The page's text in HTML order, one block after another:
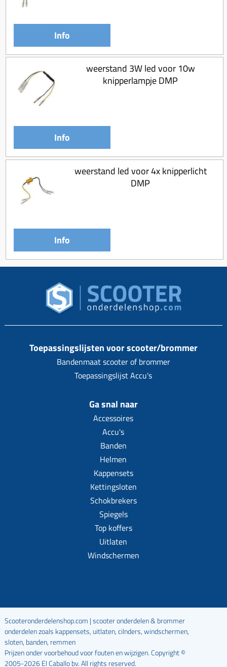
Koppeling trekveer
Ketting / tandwiel
Koeling (delen)
Info
weerstand 3W led voor 10w
knipperlampje DMP
Info
weerstand led voor 4x knipperlicht
DMP
Info
Toepassingslijsten voor scooter/brommer
Bandenmaat scooter of brommer
Toepassingslijst Accu's
Ga snal naar
Accessoires
Accu's
Banden
Helmen
Kappensets
Kettingsloten
Schokbrekers
Spiegels
Top koffers
Uitlaten
Windschermen
Scooteronderdelenshop.com | scooter onderdelen & brommer
onderdelen zoals kappensets, uitlaten, cilnders, windschermen,
sloten, banden, remmen
Prijzen onder voorbehoud voor fouten en wijzigen. Copyright ©
2005-2026 El Caballo bv. All rights reserved.